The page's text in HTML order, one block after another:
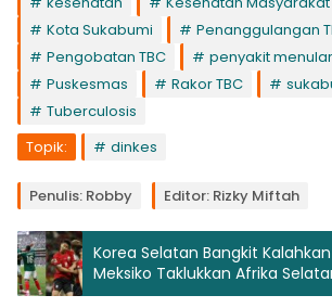
Kota Sukabumi
Penanggulangan
Pengobatan TBC
penyakit menular
Puskesmas
Rakor TBC
Tuberculosis
Topik:
dinkes
Penulis: Robby Editor: Rizky Miftah
Korea Selatan Bangkit
Meksiko Taklukkan Afrika
Pembuka Piala Dunia 2026